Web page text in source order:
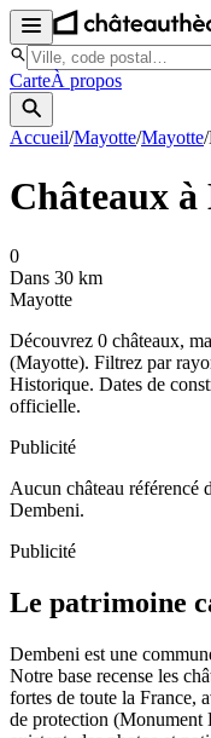
CarteÀ propos
Accueil/Mayotte/Mayotte/
Châteaux à
0
Dans 30 km
Mayotte
Découvrez 0 châteaux,
(Mayotte). Filtrez par
Historique. Dates de
officielle.
Publicité
Aucun château référencé
Dembeni.
Publicité
Le patrimoine
Dembeni est une
Notre base recense les
fortes de toute la France,
de protection (Monument